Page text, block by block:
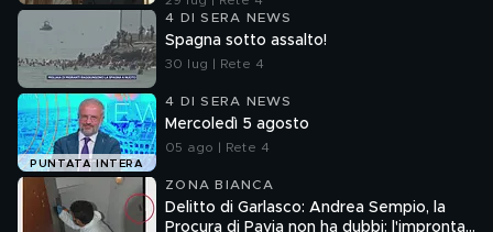
4 DI SERA NEWS
Spagna sotto assalto!
30 lug | Rete 4
PUNTATA INTERA
4 DI SERA NEWS
Mercoledì 5 agosto
05 ago | Rete 4
ZONA BIANCA
Delitto di Garlasco: Andrea Sempio, la
Procura di Pavia non ha dubbi: l'impronta